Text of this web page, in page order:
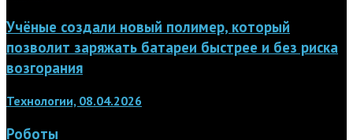
Учёные создали новый полимер, который
позволит заряжать батареи быстрее и без риска
возгорания
Технологии, 08.04.2026
Роботы